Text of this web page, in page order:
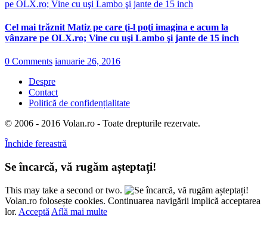
Cel mai trăznit Matiz pe care ţi-l poţi imagina e acum la
vânzare pe OLX.ro; Vine cu uşi Lambo şi jante de 15 inch
0 Comments ianuarie 26, 2016
Despre
Contact
Politică de confidențialitate
© 2006 - 2016 Volan.ro - Toate drepturile rezervate.
Închide fereastră
Se încarcă, vă rugăm așteptați!
This may take a second or two.
Volan.ro folosește cookies. Continuarea navigării implică acceptarea
lor. Acceptă Află mai multe